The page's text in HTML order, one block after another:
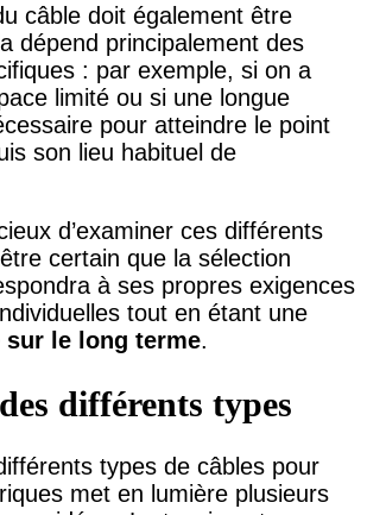
câble doit également être
dépend principalement des
: par exemple, si on a
limité ou si une longue
pour atteindre le point
son lieu habituel de
d’examiner ces différents
certain que la sélection
à ses propres exigences
tout en étant une
sur le long terme.
différents types
types de câbles pour
met en lumière plusieurs